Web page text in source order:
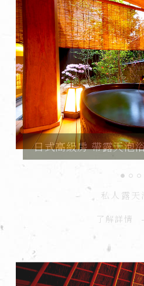
日式高級房 帶露天泡
私人露天
了解詳情